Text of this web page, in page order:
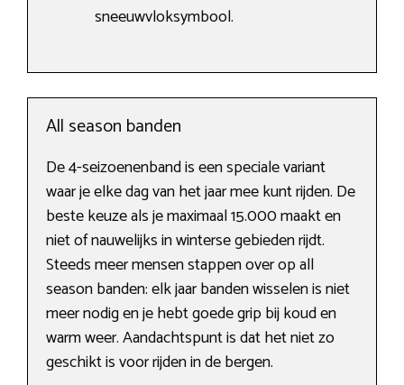
sneeuwvloksymbool.
All season banden
De 4-seizoenenband is een speciale variant
waar je elke dag van het jaar mee kunt rijden. De
beste keuze als je maximaal 15.000 maakt en
niet of nauwelijks in winterse gebieden rijdt.
Steeds meer mensen stappen over op all
season banden: elk jaar banden wisselen is niet
meer nodig en je hebt goede grip bij koud en
warm weer. Aandachtspunt is dat het niet zo
geschikt is voor rijden in de bergen.